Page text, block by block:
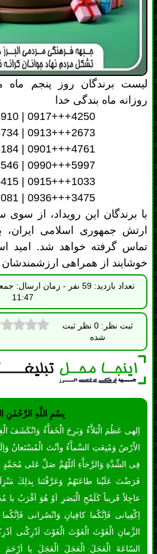
روزانه ماه بندگی خدا
| 0917+++4250
| 0913+++2673
| 0901+++4761
| 0990+++5997
| 0915+++1033
| 0936+++3475
با برندگان این رویداد، از
ارتش جمهوری اسلامی ایران،
تماس گرفته خواهد شد. امید
خوشایند از همراهی ارزشمندشان
11:47
ثبت نظر: 0 نظر ثبت
شده
بِسْمِ اللَّهِ الرَّحْمٰنِ
اِلهى عَظُمَ الْبَلاَّءُ وَبَرِحَ الْخَفاَّءُ وَانْكَشَفَ
الاْرْضُ وَمُنِعَتِ السَّماَّءُ واَنْتَ الْمُسْتَعانُ
فِى الشِّدَّةِ وَالرَّخاَّءِ اَللّهُمَّ صَلِّ عَلى مُحَمَّدٍ
عاجِلاً قَريباً كَلَمْحِ الْبَصَرِ اَوْ هُوَ اَقْرَبُ يا
اِكْفِيانى فَاِنَّكُما كافِيانِ وَانْصُرانى
الزَّمانِ الْغَوْثَ الْغَوْثَ الْغَوْثَ اَدْرِكْنى
السّاعَةَ الْعَجَلَ الْعَجَلَ الْعَجَلَ يا اَرْحَمَ
الطّاهِرين.
عنوان مطلب: مسابقات فرهنگی